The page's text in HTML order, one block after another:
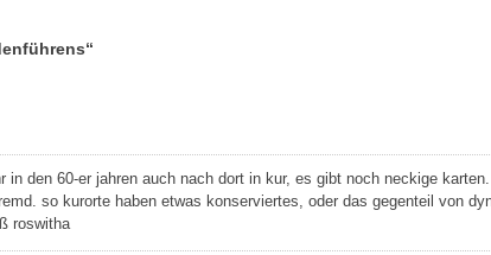
“
in den 60-er jahren auch nach dort in kur, es gibt noch neckige
so kurorte haben etwas konserviertes, oder das gegenteil von
roswitha